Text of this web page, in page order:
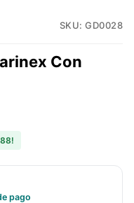
SKU: GD0028
Con
!
pago